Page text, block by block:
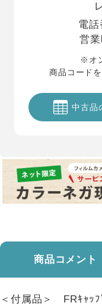
電話
営
※オ
商品コード
中古品
商品コメント
＜付属品＞ FRｷｬｯﾌ